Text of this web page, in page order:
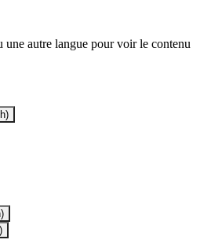
une autre langue pour voir le contenu